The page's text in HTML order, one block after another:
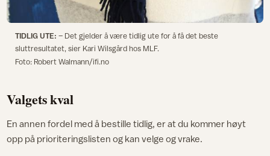
TIDLIG UTE: – Det gjelder å være tidlig ute for å få det beste
sluttresultatet, sier Kari Wilsgård hos MLF.
Foto: Robert Walmann/ifi.no
Valgets kval
En annen fordel med å bestille tidlig, er at du kommer høyt
opp på prioriteringslisten og kan velge og vrake.